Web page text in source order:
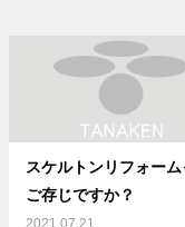
スケルトンリフォーム
ご存じですか？
2021.07.21